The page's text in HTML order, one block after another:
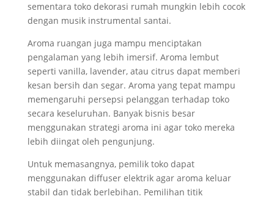
sementara toko dekorasi rumah mungkin lebih cocok
dengan musik instrumental santai.
Aroma ruangan juga mampu menciptakan
pengalaman yang lebih imersif. Aroma lembut
seperti vanilla, lavender, atau citrus dapat memberi
kesan bersih dan segar. Aroma yang tepat mampu
memengaruhi persepsi pelanggan terhadap toko
secara keseluruhan. Banyak bisnis besar
menggunakan strategi aroma ini agar toko mereka
lebih diingat oleh pengunjung.
Untuk memasangnya, pemilik toko dapat
menggunakan diffuser elektrik agar aroma keluar
stabil dan tidak berlebihan. Pemilihan titik